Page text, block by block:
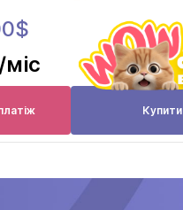
/міс
Купити